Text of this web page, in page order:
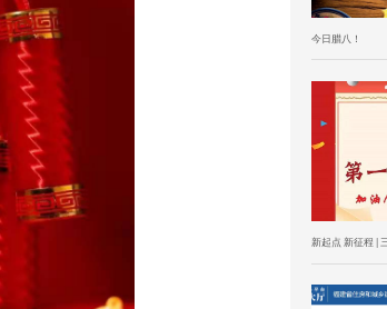
今日腊八！
新起点 新征程 |